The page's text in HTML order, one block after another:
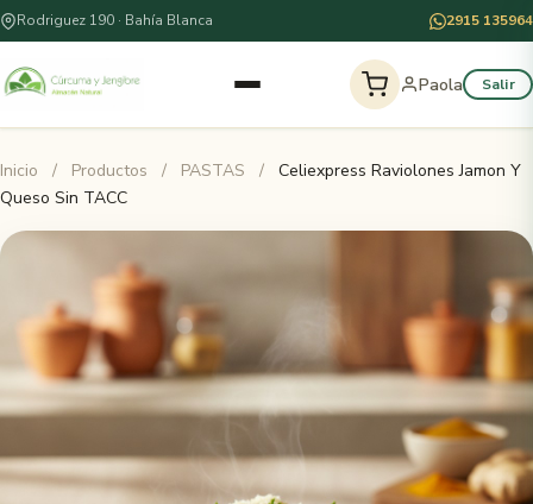
Rodriguez 190 · Bahía Blanca 2915 135964
Paola Salir
Inicio / Productos / PASTAS /
Celiexpress Raviolones Jamon Y
Queso Sin TACC